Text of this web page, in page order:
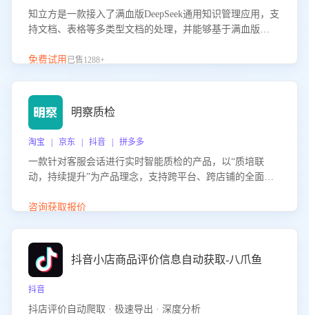
知立方是一款接入了满血版DeepSeek通用知识管理应用，支
持文档、表格等多类型文档的处理，并能够基于满血版
识支持，帮助用户高效管理和利用知识资源。通过该产品，
免费试用 已售1288+
明察质检
淘宝 | 京东 | 抖音 | 拼多多
一款针对客服会话进行实时智能质检的产品，以“质培联
动，持续提升”为产品理念，支持跨平台、跨店铺的全面、
升客服团队的销服能力。
咨询获取报价
抖音小店商品评价信息自动获取-八爪鱼
抖音
抖店评价自动爬取 · 极速导出 · 深度分析